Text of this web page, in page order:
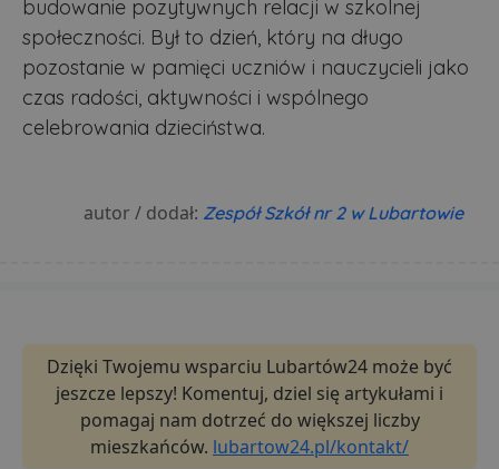
budowanie pozytywnych relacji w szkolnej
społeczności. Był to dzień, który na długo
pozostanie w pamięci uczniów i nauczycieli jako
czas radości, aktywności i wspólnego
celebrowania dzieciństwa.
autor / dodał: Zespół Szkół nr 2 w Lubartowie
Dzięki Twojemu wsparciu Lubartów24 może być
jeszcze lepszy! Komentuj, dziel się artykułami i
pomagaj nam dotrzeć do większej liczby
mieszkańców. lubartow24.pl/kontakt/